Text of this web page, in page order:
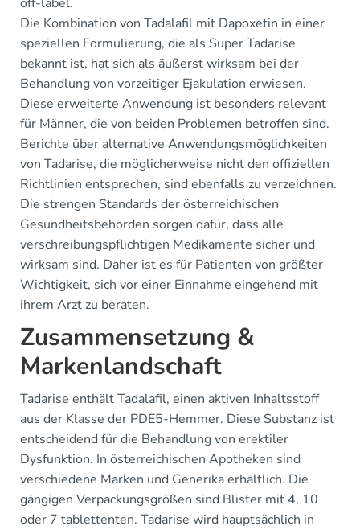
Die Kombination von Tadalafil mit Dapoxetin in einer
speziellen Formulierung, die als Super Tadarise
bekannt ist, hat sich als äußerst wirksam bei der
Behandlung von vorzeitiger Ejakulation erwiesen.
Diese erweiterte Anwendung ist besonders relevant
für Männer, die von beiden Problemen betroffen sind.
Berichte über alternative Anwendungsmöglichkeiten
von Tadarise, die möglicherweise nicht den offiziellen
Richtlinien entsprechen, sind ebenfalls zu verzeichnen.
Die strengen Standards der österreichischen
Gesundheitsbehörden sorgen dafür, dass alle
verschreibungspflichtigen Medikamente sicher und
wirksam sind. Daher ist es für Patienten von größter
Wichtigkeit, sich vor einer Einnahme eingehend mit
ihrem Arzt zu beraten.
Zusammensetzung &
Markenlandschaft
Tadarise enthält Tadalafil, einen aktiven Inhaltsstoff
aus der Klasse der PDE5-Hemmer. Diese Substanz ist
entscheidend für die Behandlung von erektiler
Dysfunktion. In österreichischen Apotheken sind
verschiedene Marken und Generika erhältlich. Die
gängigen Verpackungsgrößen sind Blister mit 4, 10
oder 7 tablettenten. Tadarise wird hauptsächlich in